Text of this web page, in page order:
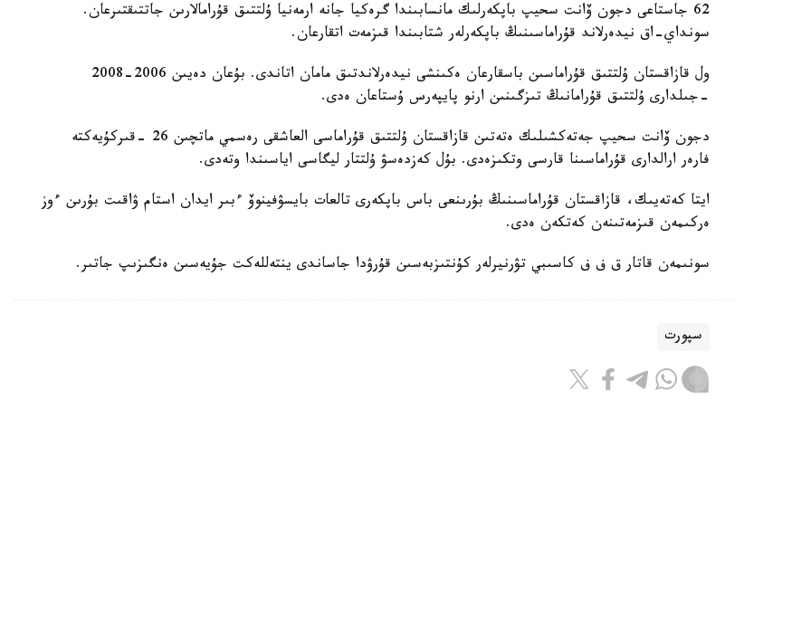
62 جاستاعى دجون ۆانت سحيپ باپكەرلىك مانسابىندا گرەكيا جانە ارمەنيا ۇلتتىق قۇرامالارىن جاتتىقتىرعان.
سونداي-اق نيدەرلاند قۇراماسىنىڭ باپكەرلەر شتابىندا قىزمەت اتقارعان.
ول قازاقستان ۇلتتىق قۇراماسىن باسقارعان ەكىنشى نيدەرلاندتىق مامان اتاندى. بۇعان دەيىن 2006-2008
-جىلدارى ۇلتتىق قۇرامانىڭ تىزگىنىن ارنو پايپەرس ۇستاعان ەدى.
دجون ۆانت سحيپ جەتەكشىلىك ەتەتىن قازاقستان ۇلتتىق قۇراماسى العاشقى رەسمي ماتچىن 26 -قىركۇيەكتە
فارەر ارالدارى قۇراماسىنا قارسى وتكىزەدى. بۇل كەزدەسۋ ۇلتتار ليگاسى اياسىندا وتەدى.
ايتا كەتەيىك، قازاقستان قۇراماسىنىڭ بۇرىنعى باس باپكەرى تالعات بايسۋفينوۆ ءبىر ايدان استام ۋاقىت بۇرىن ءوز
ەركىمەن قىزمەتىنەن كەتكەن ەدى.
سونىمەن قاتار ق ف ف كاسىبي تۋرنيرلەر كۇنتىزبەسىن قۇرۋدا جاساندى ينتەللەكت جۇيەسىن ەنگىزىپ جاتىر.
سپورت